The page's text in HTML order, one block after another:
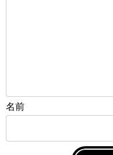
名前